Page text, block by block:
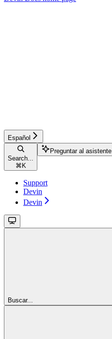
Español
Search...
⌘ K
Preguntar al asistente
Support
Devin
Devin
Buscar...